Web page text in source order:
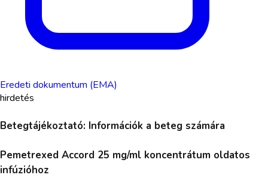
Eredeti dokumentum (EMA)
hirdetés
Betegtájékoztató: Információk a beteg számára
Pemetrexed Accord 25 mg/ml koncentrátum oldatos
infúzióhoz